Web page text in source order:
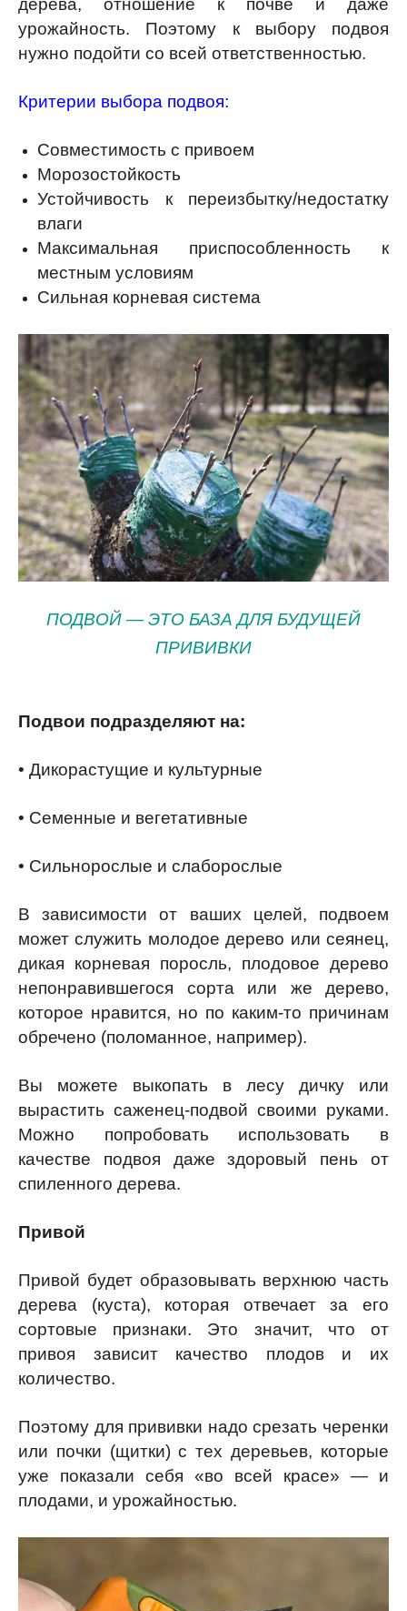
дерева, отношение к почве и даже
урожайность. Поэтому к выбору подвоя
нужно подойти со всей ответственностью.
Критерии выбора подвоя:
Совместимость с привоем
Морозостойкость
Устойчивость к переизбытку/недостатку
влаги
Максимальная приспособленность к
местным условиям
Сильная корневая система
ПОДВОЙ — ЭТО БАЗА ДЛЯ БУДУЩЕЙ
ПРИВИВКИ
Подвои подразделяют на:
• Дикорастущие и культурные
• Семенные и вегетативные
• Сильнорослые и слаборослые
В зависимости от ваших целей, подвоем
может служить молодое дерево или сеянец,
дикая корневая поросль, плодовое дерево
непонравившегося сорта или же дерево,
которое нравится, но по каким-то причинам
обречено (поломанное, например).
Вы можете выкопать в лесу дичку или
вырастить саженец-подвой своими руками.
Можно попробовать использовать в
качестве подвоя даже здоровый пень от
спиленного дерева.
Привой
Привой будет образовывать верхнюю часть
дерева (куста), которая отвечает за его
сортовые признаки. Это значит, что от
привоя зависит качество плодов и их
количество.
Поэтому для прививки надо срезать черенки
или почки (щитки) с тех деревьев, которые
уже показали себя «во всей красе» — и
плодами, и урожайностью.